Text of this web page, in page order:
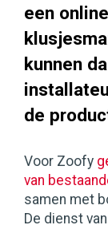
een
kunnen
de
Voor Zoofy
van
samen met
De dienst